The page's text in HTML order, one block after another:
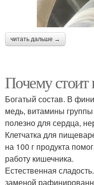
читать дальше →
Почему стоит
Богатый состав. В
медь, витамины
полезно для сердца,
Клетчатка для
на 100 г продукта
работу кишечника.
Естественная
заменой